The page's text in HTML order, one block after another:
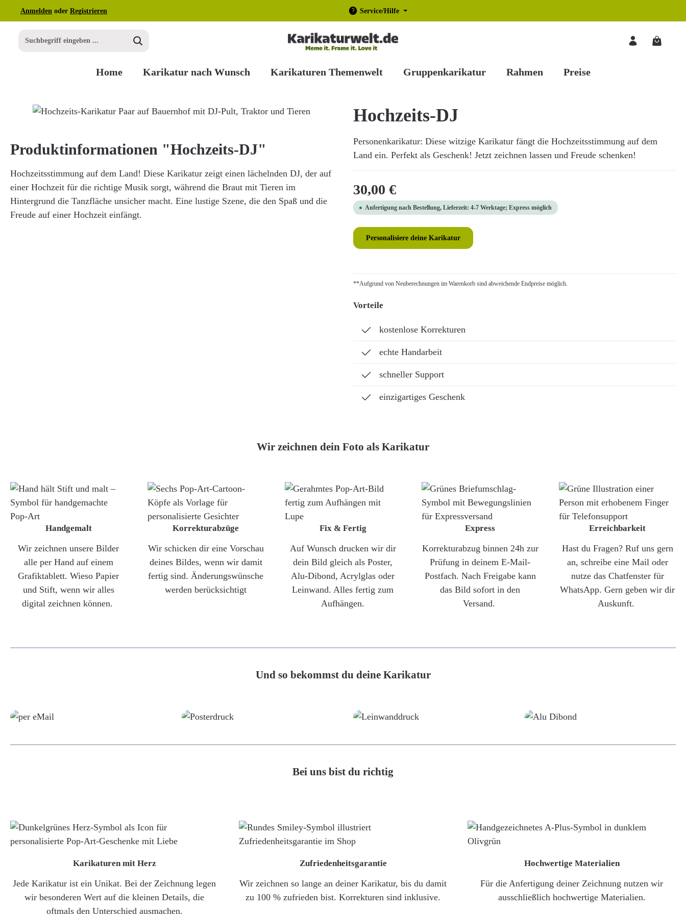
Hauptinhalt springen
Zur Suche springen
Zur Hauptnavigation springen
Anmelden oder Registrieren Service/Hilfe
Home Karikatur nach Wunsch Karikaturen Themenwelt Gruppenkarikatur Rahmen Preise
Bildergalerie überspringen Hochzeits-DJ
Personenkarikatur: Diese witzige Karikatur fängt die Hochzeitsstimmung auf dem
Land ein. Perfekt als Geschenk! Jetzt zeichnen lassen und Freude schenken!
Regulärer Preis:
30,00 €
Anfertigung nach Bestellung, Lieferzeit: 4-7 Werktage; Express möglich
Personalisiere deine Karikatur
**Aufgrund von Neuberechnungen im Warenkorb sind abweichende Endpreise möglich.
Vorteile
kostenlose Korrekturen
echte Handarbeit
schneller Support
einzigartiges Geschenk
Produktinformationen "Hochzeits-DJ"
Hochzeitsstimmung auf dem Land! Diese Karikatur zeigt einen lächelnden DJ, der auf
einer Hochzeit für die richtige Musik sorgt, während die Braut mit Tieren im
Hintergrund die Tanzfläche unsicher macht. Eine lustige Szene, die den Spaß und die
Freude auf einer Hochzeit einfängt.
Wir zeichnen dein Foto als Karikatur
Handgemalt
Wir zeichnen unsere Bilder
alle per Hand auf einem
Grafiktablett. Wieso Papier
und Stift, wenn wir alles
digital zeichnen können.
Korrekturabzüge
Wir schicken dir eine Vorschau
deines Bildes, wenn wir damit
fertig sind. Änderungswünsche
werden berücksichtigt
Fix & Fertig
Auf Wunsch drucken wir dir
dein Bild gleich als Poster,
Alu-Dibond, Acrylglas oder
Leinwand. Alles fertig zum
Aufhängen.
Express
Korrekturabzug binnen 24h zur
Prüfung in deinem E-Mail-
Postfach. Nach Freigabe kann
das Bild sofort in den
Versand.
Erreichbarkeit
Hast du Fragen? Ruf uns gern
an, schreibe eine Mail oder
nutze das Chatfenster für
WhatsApp. Gern geben wir dir
Auskunft.
Und so bekommst du deine Karikatur
Bei uns bist du richtig
Karikaturen mit Herz
Jede Karikatur ist ein Unikat. Bei der Zeichnung legen
wir besonderen Wert auf die kleinen Details, die
oftmals den Unterschied ausmachen.
Zufriedenheitsgarantie
Wir zeichnen so lange an deiner Karikatur, bis du damit
zu 100 % zufrieden bist. Korrekturen sind inklusive.
Hochwertige Materialien
Für die Anfertigung deiner Zeichnung nutzen wir
ausschließlich hochwertige Materialien.